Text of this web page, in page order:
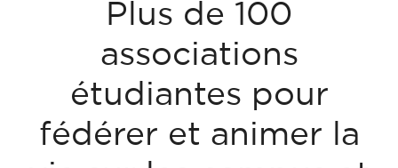
Plus de 100
associations
étudiantes pour
fédérer et animer la